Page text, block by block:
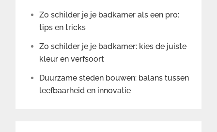
Zo schilder je je badkamer als een pro:
tips en tricks
Zo schilder je je badkamer: kies de juiste
kleur en verfsoort
Duurzame steden bouwen: balans tussen
leefbaarheid en innovatie